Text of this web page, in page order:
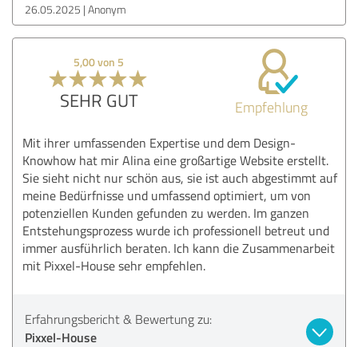
26.05.2025 Anonym
5,00 von 5
SEHR GUT Empfehlung
Mit ihrer umfassenden Expertise und dem Design-
Knowhow hat mir Alina eine großartige Website erstellt.
Sie sieht nicht nur schön aus, sie ist auch abgestimmt auf
meine Bedürfnisse und umfassend optimiert, um von
potenziellen Kunden gefunden zu werden. Im ganzen
Entstehungsprozess wurde ich professionell betreut und
immer ausführlich beraten. Ich kann die Zusammenarbeit
mit Pixxel-House sehr empfehlen.
Erfahrungsbericht & Bewertung zu:
Pixxel-House